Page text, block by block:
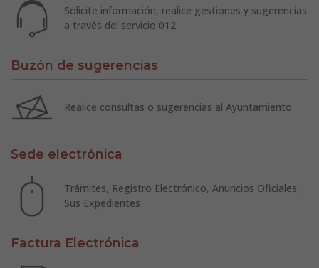
Solicite información, realice gestiones y sugerencias
a través del servicio 012
Buzón de sugerencias
Realice consultas o sugerencias al Ayuntamiento
Sede electrónica
Trámites, Registro Electrónico, Anuncios Oficiales,
Sus Expedientes
Factura Electrónica